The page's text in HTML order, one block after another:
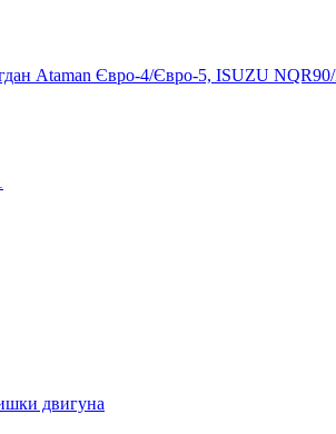
Ataman Євро-4/Євро-5, ISUZU
двигуна